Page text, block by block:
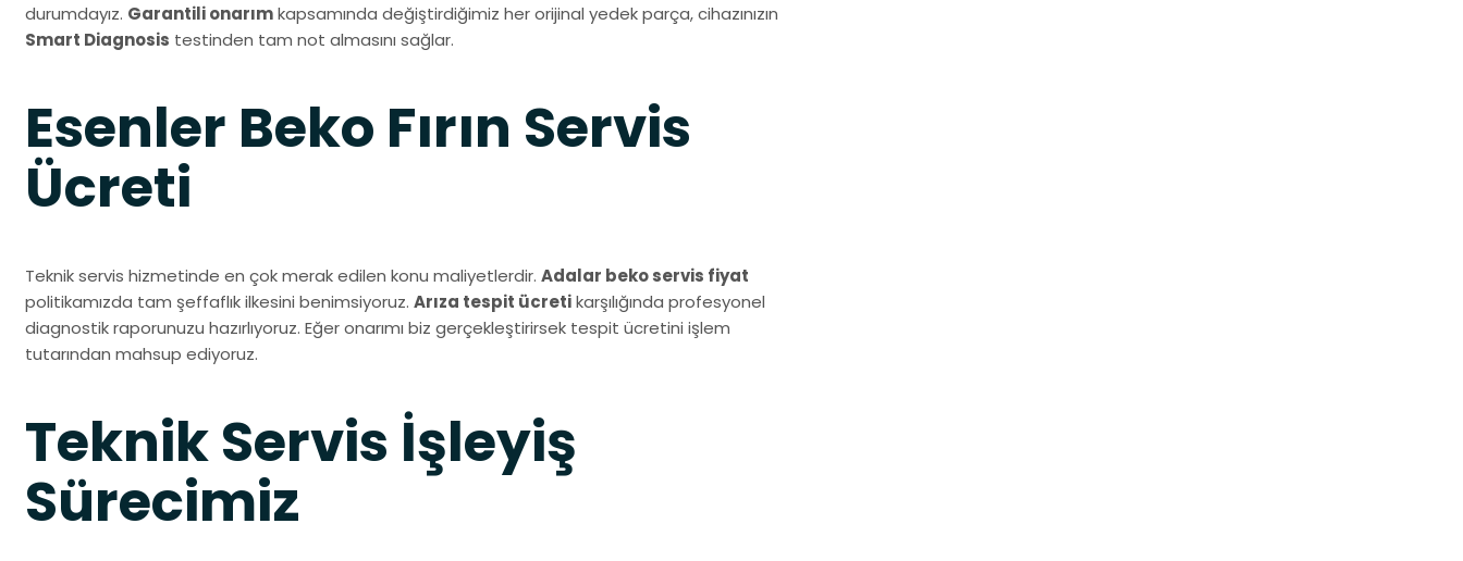
durumdayız. Garantili onarımkapsamında değiştirdiğimiz her orijinal yedek parça, cihazınızın
Smart Diagnosis testinden tam not almasını sağlar.
Esenler Beko Fırın Servis
Ücreti
Teknik servis hizmetinde en çok merak edilen konu maliyetlerdir. Adalar beko servis fiyat
politikamızda tam şeffaflık ilkesini benimsiyoruz. Arıza tespit ücretikarşılığında profesyonel
diagnostik raporunuzu hazırlıyoruz. Eğer onarımı biz gerçekleştirirsek tespit ücretini işlem
tutarından mahsup ediyoruz.
Teknik Servis İşleyiş
Sürecimiz